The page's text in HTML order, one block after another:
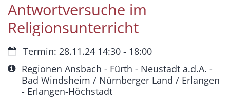
Antwortversuche im
Religionsunterricht
Datum:Termin: 28.11.24 14:30 - 18:00
Art bzw. Nummer:
Regionen Ansbach - Fürth - Neustadt a.d.A. -
Bad Windsheim / Nürnberger Land / Erlangen
- Erlangen-Höchstadt